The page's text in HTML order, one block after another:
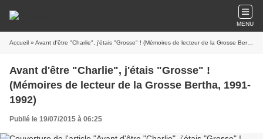
MENU
Accueil » Avant d'être "Charlie", j'étais "Grosse" ! (Mémoires de lecteur de la Grosse Bertha, 1991-1992)
Avant d'être "Charlie", j'étais "Grosse" !
(Mémoires de lecteur de la Grosse Bertha, 1991-
1992)
Publié le 19/07/2015 à 06:25